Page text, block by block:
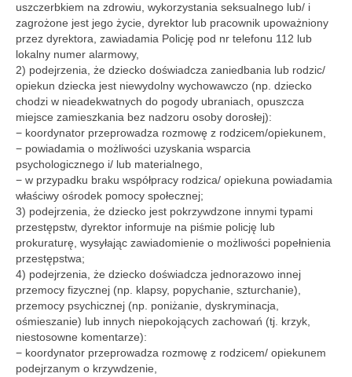
uszczerbkiem na zdrowiu, wykorzystania seksualnego lub/ i
zagrożone jest jego życie, dyrektor lub pracownik upoważniony
przez dyrektora, zawiadamia Policję pod nr telefonu 112 lub
lokalny numer alarmowy,
2) podejrzenia, że dziecko doświadcza zaniedbania lub rodzic/
opiekun dziecka jest niewydolny wychowawczo (np. dziecko
chodzi w nieadekwatnych do pogody ubraniach, opuszcza
miejsce zamieszkania bez nadzoru osoby dorosłej):
− koordynator przeprowadza rozmowę z rodzicem/opiekunem,
− powiadamia o możliwości uzyskania wsparcia
psychologicznego i/ lub materialnego,
− w przypadku braku współpracy rodzica/ opiekuna powiadamia
właściwy ośrodek pomocy społecznej;
3) podejrzenia, że dziecko jest pokrzywdzone innymi typami
przestępstw, dyrektor informuje na piśmie policję lub
prokuraturę, wysyłając zawiadomienie o możliwości popełnienia
przestępstwa;
4) podejrzenia, że dziecko doświadcza jednorazowo innej
przemocy fizycznej (np. klapsy, popychanie, szturchanie),
przemocy psychicznej (np. poniżanie, dyskryminacja,
ośmieszanie) lub innych niepokojących zachowań (tj. krzyk,
niestosowne komentarze):
− koordynator przeprowadza rozmowę z rodzicem/ opiekunem
podejrzanym o krzywdzenie,